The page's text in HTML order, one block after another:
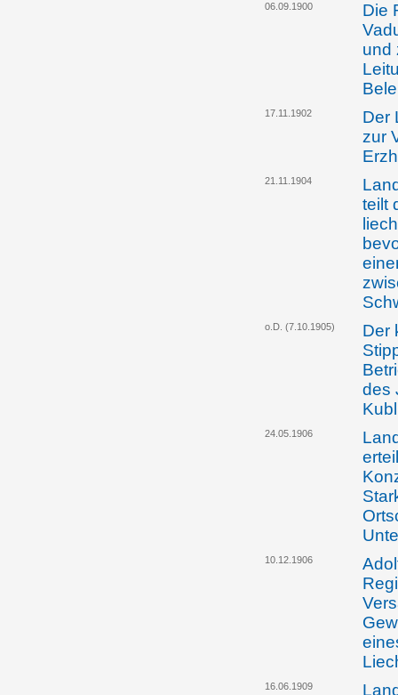
06.09.1900
Die
und
17.11.1902
Der
zur
21.11.1904
teilt
o.D. (7.10.1905)
Der
des
24.05.1906
10.12.1906
16.06.1909